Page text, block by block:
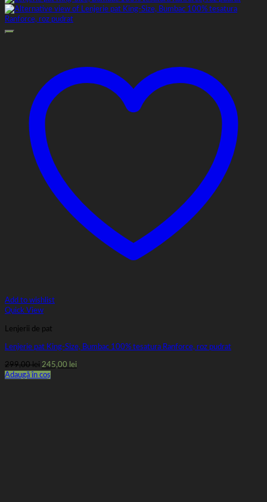
Add to wishlist
Quick View
Lenjerii de pat
Lenjerie pat King-Size, Bumbac 100% tesatura Ranforce, roz pudrat
299,00lei Prețul
inițial
245,00 leiPrețul
Adaugă în coș